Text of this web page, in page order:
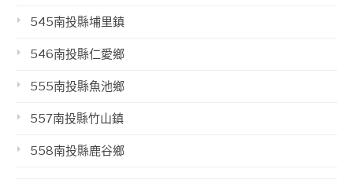
545南投縣埔里鎮
546南投縣仁愛鄉
555南投縣魚池鄉
557南投縣竹山鎮
558南投縣鹿谷鄉